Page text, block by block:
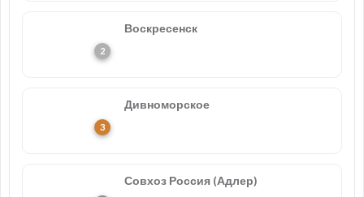
Воскресенск
Дивноморское
Совхоз Россия (Адлер)